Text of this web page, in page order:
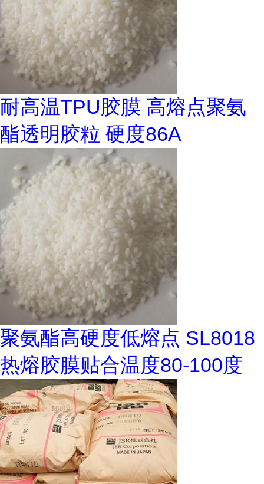
耐高温TPU胶膜 高熔点聚氨
酯透明胶粒 硬度86A
聚氨酯高硬度低熔点 SL8018
热熔胶膜贴合温度80-100度